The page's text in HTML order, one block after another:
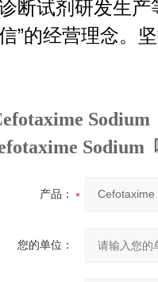
断试剂研发生产
”的经营理念。
Sodium
产品：
您的单位：